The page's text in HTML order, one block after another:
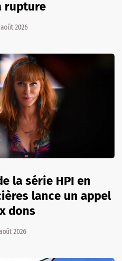
rupture
2026
la série HPI en
lance un appel
dons
2026